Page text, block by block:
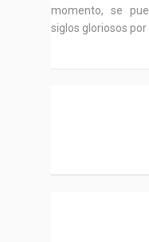
momento, se
siglos gloriosos por